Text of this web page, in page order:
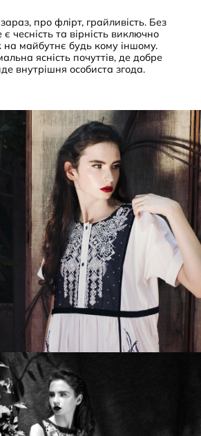
про флірт, грайливість. Без
чесність та вірність виключно
на майбутнє будь кому іншому.
ясність почуттів, де добре
внутрішня особиста згода.